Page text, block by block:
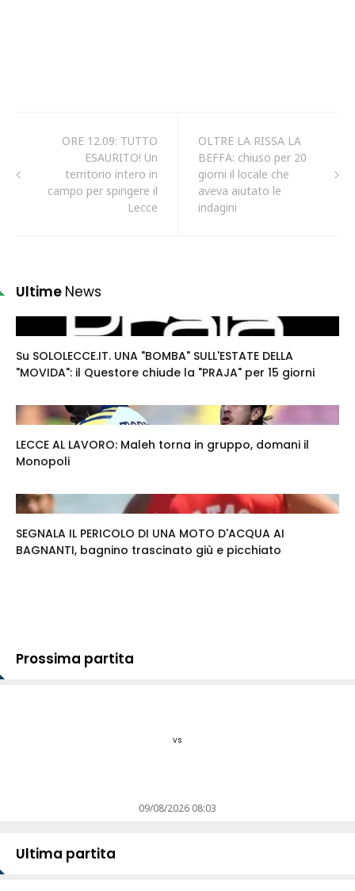
ORE 12.09: TUTTO
ESAURITO! Un
territorio intero in
campo per spingere il
Lecce
OLTRE LA RISSA LA
BEFFA: chiuso per 20
giorni il locale che
aveva aiutato le
indagini
Ultime News
Su SOLOLECCE.IT. UNA "BOMBA" SULL'ESTATE DELLA
"MOVIDA": il Questore chiude la "PRAJA" per 15 giorni
LECCE AL LAVORO: Maleh torna in gruppo, domani il
Monopoli
SEGNALA IL PERICOLO DI UNA MOTO D'ACQUA AI
BAGNANTI, bagnino trascinato giù e picchiato
Prossima partita
vs
09/08/2026 08:03
Ultima partita